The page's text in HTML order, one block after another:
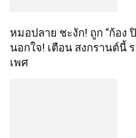
หมอปลาย ชะงัก! ถูก “ก้อง
นอกใจ! เตือน สงกรานต์นี้
เพศ